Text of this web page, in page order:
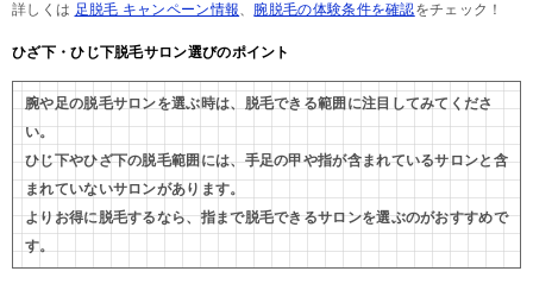
詳しくは 足脱毛 キャンペーン情報、 腕脱毛の体験条件を確認をチェック！
ひざ下・ひじ下脱毛サロン選びのポイント
腕や足の脱毛サロンを選ぶ時は、脱毛できる範囲に注目してみてくださ
い。
ひじ下やひざ下の脱毛範囲には、手足の甲や指が含まれているサロンと含
まれていないサロンがあります。
よりお得に脱毛するなら、指まで脱毛できるサロンを選ぶのがおすすめで
す。